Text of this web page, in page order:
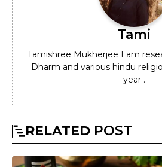
Tami
Tamishree Mukherjee I am
Dharm and various hindu
year .
RELATED POST